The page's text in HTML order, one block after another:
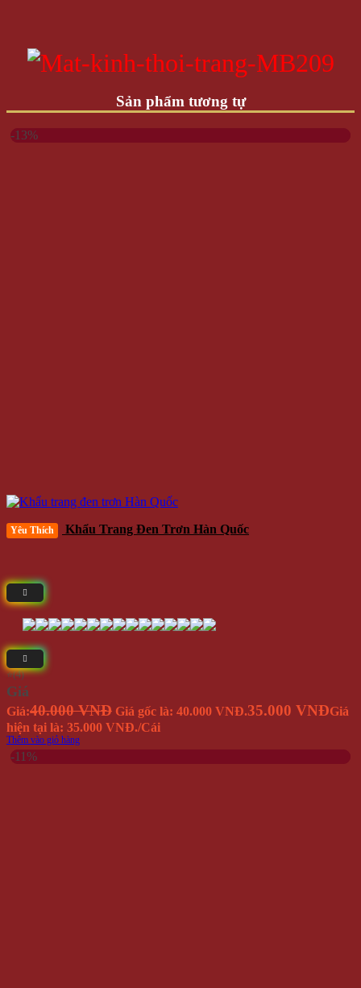
Sản phẩm tương tự
-13%
Yêu Thích Khẩu Trang Đen Trơn Hàn Quốc
⭐(4)
Giá
Giá:40.000 VNĐ Giá gốc là: 40.000 VNĐ.35.000 VNĐGiá
hiện tại là: 35.000 VNĐ./Cái
Thêm vào giỏ hàng
-11%